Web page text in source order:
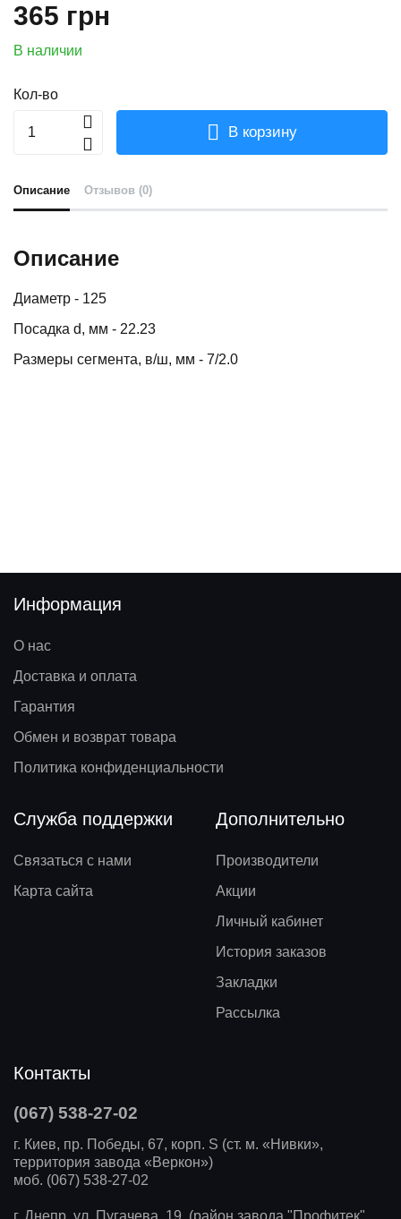
365 грн
В наличии
Кол-во
В корзину
Описание Отзывов (0)
Описание
Диаметр - 125
Посадка d, мм - 22.23
Размеры сегмента, в/ш, мм - 7/2.0
Информация
О нас
Доставка и оплата
Гарантия
Обмен и возврат товара
Политика конфиденциальности
Служба поддержки
Связаться с нами
Карта сайта
Дополнительно
Производители
Акции
Личный кабинет
История заказов
Закладки
Рассылка
Контакты
(067) 538-27-02
г. Киев, пр. Победы, 67, корп. S (ст. м. «Нивки»,
территория завода «Веркон»)
моб. (067) 538-27-02
г. Днепр, ул. Пугачева, 19, (район завода "Профитек",